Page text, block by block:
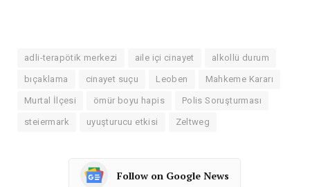
adli-terapötik merkezi aile içi cinayet alkollü durum
bıçaklama cinayet suçu Leoben Mahkeme Kararı
Murtal İlçesi ömür boyu hapis Polis Soruşturması
steiermark uyuşturucu etkisi Zeltweg
Follow on Google News